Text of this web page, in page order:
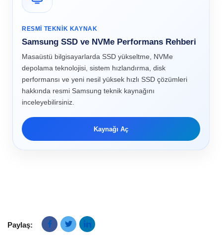
RESMI TEKNIK KAYNAK
Samsung SSD ve NVMe Performans Rehberi
Masaüstü bilgisayarlarda SSD yükseltme, NVMe
depolama teknolojisi, sistem hızlandırma, disk
performansı ve yeni nesil yüksek hızlı SSD çözümleri
hakkında resmi Samsung teknik kaynağını
inceleyebilirsiniz.
Kaynağı Aç
Paylaş: